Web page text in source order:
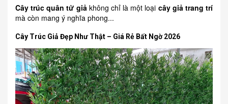
Cây trúc quân tử giả không chỉ là một loại cây giả trang trí
mà còn mang ý nghĩa phong...
Cây Trúc Giả Đẹp Như Thật – Giá Rẻ Bất Ngờ 2026